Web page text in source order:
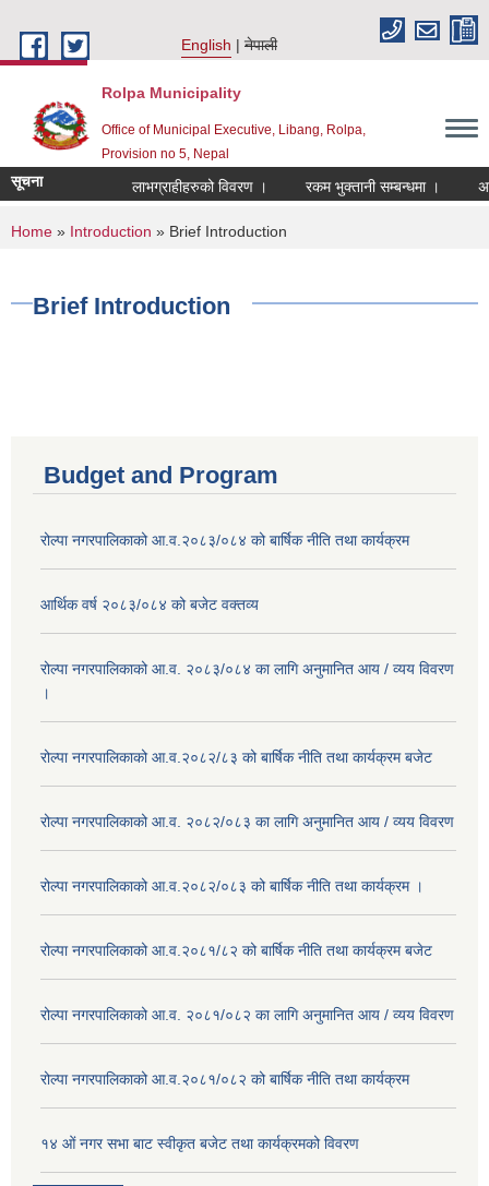
English
नेपाली
Rolpa Municipality
Office of Municipal Executive, Libang, Rolpa,
Provision no 5, Nepal
सूचना लाभग्राहीहरुको विवरण । रकम भुक्तानी सम्बन्धमा ।
You are here
Home » Introduction » Brief Introduction
Brief Introduction
Budget and Program
रोल्पा नगरपालिकाको आ.व.२०८३/०८४ को बार्षिक नीति तथा कार्यक्रम
आर्थिक वर्ष २०८३/०८४ को बजेट वक्तव्य
रोल्पा नगरपालिकाको आ.व. २०८३/०८४ का लागि अनुमानित आय / व्यय विवरण
।
रोल्पा नगरपालिकाको आ.व.२०८२/८३ को बार्षिक नीति तथा कार्यक्रम बजेट
रोल्पा नगरपालिकाको आ.व. २०८२/०८३ का लागि अनुमानित आय / व्यय विवरण
रोल्पा नगरपालिकाको आ.व.२०८२/०८३ को बार्षिक नीति तथा कार्यक्रम ।
रोल्पा नगरपालिकाको आ.व.२०८१/८२ को बार्षिक नीति तथा कार्यक्रम बजेट
रोल्पा नगरपालिकाको आ.व. २०८१/०८२ का लागि अनुमानित आय / व्यय विवरण
रोल्पा नगरपालिकाको आ.व.२०८१/०८२ को बार्षिक नीति तथा कार्यक्रम
१४ ओं नगर सभा बाट स्वीकृत बजेट तथा कार्यक्रमको विवरण